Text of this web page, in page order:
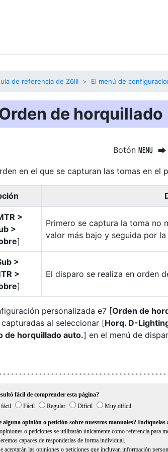
de referencia de Z6III El menú de
de horquillado
Botón G U
en el que se capturan las tomas en el
>
>
]
Primero se captura la toma no
valor más bajo y seguida por
>
>
]
El disparo se realiza en orden
personalizada e7 [Orden de
al seleccionar [Horq. D-
de horquillado auto.] en el menú de